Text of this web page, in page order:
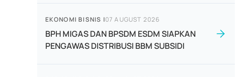
EKONOMI BISNIS |07 AUGUST 2026
BPH MIGAS DAN BPSDM ESDM SIAPKAN
PENGAWAS DISTRIBUSI BBM SUBSIDI